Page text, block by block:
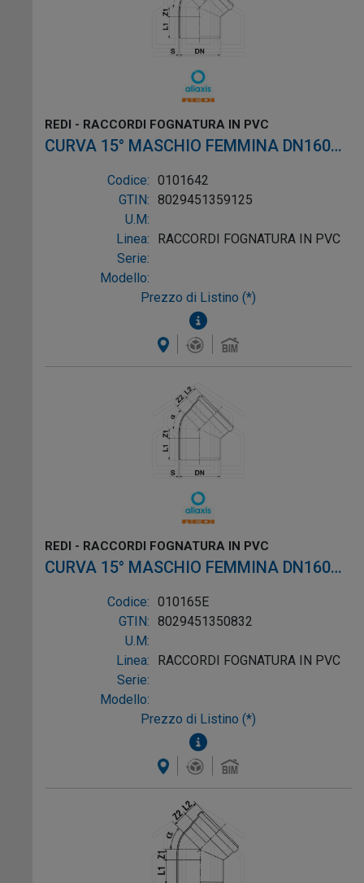
REDI - RACCORDI FOGNATURA IN PVC
CURVA 15° MASCHIO FEMMINA DN160
PVC GRIGIO
Codice: 0101642
GTIN: 8029451359125
U.M:
Linea:
RACCORDI FOGNATURA IN PVC
Serie:
Modello:
Prezzo di Listino (*)
REDI - RACCORDI FOGNATURA IN PVC
CURVA 15° MASCHIO FEMMINA DN160
CON O-RING PVC ROSSO
Codice: 010165E
GTIN: 8029451350832
U.M:
Linea:
RACCORDI FOGNATURA IN PVC
Serie:
Modello:
Prezzo di Listino (*)